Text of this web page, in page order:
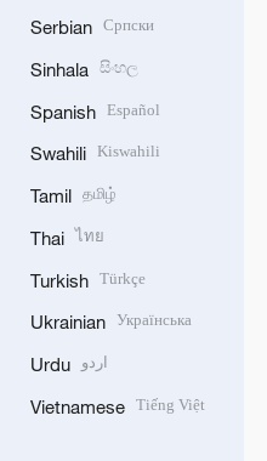
Serbian Српски
Sinhala සිංහල
Spanish Español
Swahili Kiswahili
Tamil தமிழ்
Thai ไทย
Turkish Türkçe
Ukrainian Українська
Urdu اردو
Vietnamese Tiếng Việt